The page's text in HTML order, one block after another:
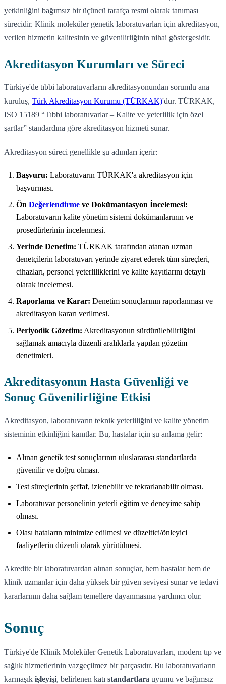
yetkinliğini bağımsız bir üçüncü tarafça resmi olarak tanıması
sürecidir. Klinik moleküler genetik laboratuvarları için akreditasyon,
verilen hizmetin kalitesinin ve güvenilirliğinin nihai göstergesidir.
Akreditasyon Kurumları ve Süreci
Türkiye'de tıbbi laboratuvarların akreditasyonundan sorumlu ana
kuruluş, Türk Akreditasyon Kurumu (TÜRKAK)'dur. TÜRKAK,
ISO 15189 “Tıbbi laboratuvarlar – Kalite ve yeterlilik için özel
şartlar” standardına göre akreditasyon hizmeti sunar.
Akreditasyon süreci genellikle şu adımları içerir:
Başvuru: Laboratuvarın TÜRKAK'a akreditasyon için
başvurması.
Ön Değerlendirme ve Dokümantasyon İncelemesi:
Laboratuvarın kalite yönetim sistemi dokümanlarının ve
prosedürlerinin incelenmesi.
Yerinde Denetim: TÜRKAK tarafından atanan uzman
denetçilerin laboratuvarı yerinde ziyaret ederek tüm süreçleri,
cihazları, personel yeterliliklerini ve kalite kayıtlarını detaylı
olarak incelemesi.
Raporlama ve Karar: Denetim sonuçlarının raporlanması ve
akreditasyon kararı verilmesi.
Periyodik Gözetim: Akreditasyonun sürdürülebilirliğini
sağlamak amacıyla düzenli aralıklarla yapılan gözetim
denetimleri.
Akreditasyonun Hasta Güvenliği ve
Sonuç Güvenilirliğine Etkisi
Akreditasyon, laboratuvarın teknik yeterliliğini ve kalite yönetim
sisteminin etkinliğini kanıtlar. Bu, hastalar için şu anlama gelir:
Alınan genetik test sonuçlarının uluslararası standartlarda
güvenilir ve doğru olması.
Test süreçlerinin şeffaf, izlenebilir ve tekrarlanabilir olması.
Laboratuvar personelinin yeterli eğitim ve deneyime sahip
olması.
Olası hataların minimize edilmesi ve düzeltici/önleyici
faaliyetlerin düzenli olarak yürütülmesi.
Akredite bir laboratuvardan alınan sonuçlar, hem hastalar hem de
klinik uzmanlar için daha yüksek bir güven seviyesi sunar ve tedavi
kararlarının daha sağlam temellere dayanmasına yardımcı olur.
Sonuç
Türkiye'de Klinik Moleküler Genetik Laboratuvarları, modern tıp ve
sağlık hizmetlerinin vazgeçilmez bir parçasıdır. Bu laboratuvarların
karmaşık işleyişi, belirlenen katı standartlara uyumu ve bağımsız